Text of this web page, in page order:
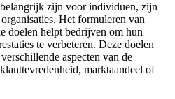
zijn voor individuen, zijn
Het formuleren van
doelen helpt bedrijven om hun
te verbeteren. Deze doelen
aspecten van de
marktaandeel of